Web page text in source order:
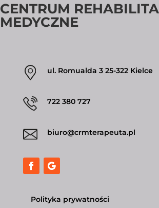
CENTRUM
MEDYCZNE
ul. Romualda 3 25-322 Kielce
722 380 727
biuro@crmterapeuta.pl
Polityka prywatności